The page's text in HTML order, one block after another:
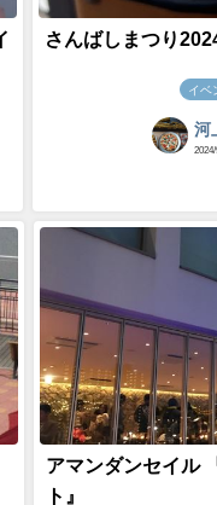
さんばしまつり
イベ
河
アマンダンセイル
ト』